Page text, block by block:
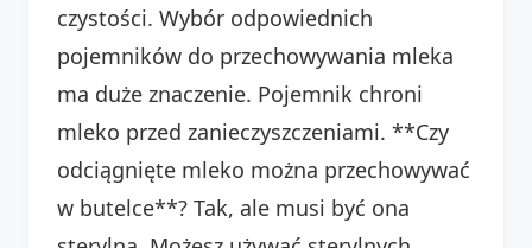
czystości. Wybór odpowiednich
pojemników do przechowywania mleka
ma duże znaczenie. Pojemnik chroni
mleko przed zanieczyszczeniami. **Czy
odciągnięte mleko można przechowywać
w butelce**? Tak, ale musi być ona